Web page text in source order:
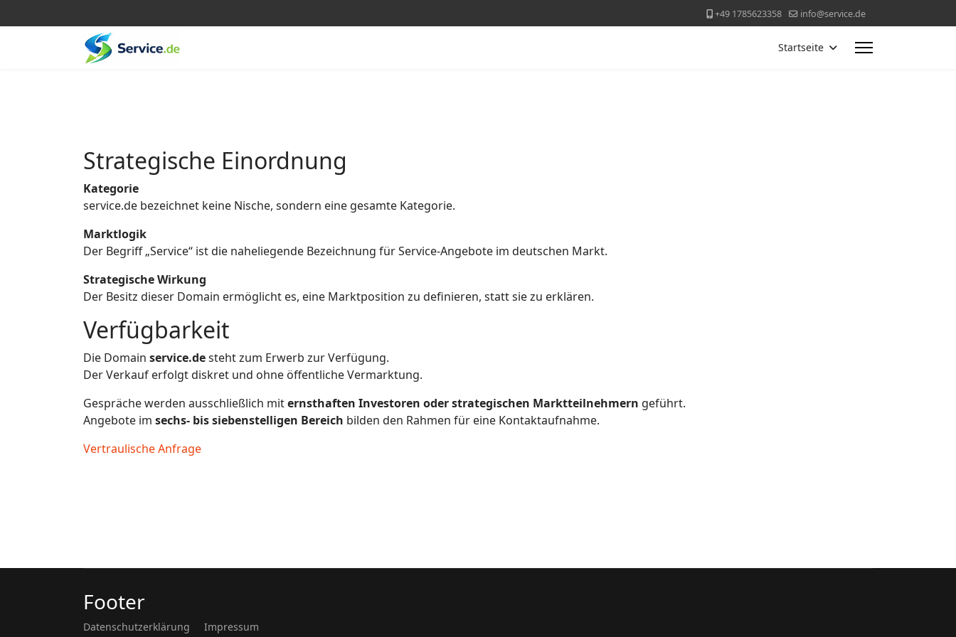
+49 1785623358 info@service.de
Startseite
Strategische Einordnung
Kategorie
service.de bezeichnet keine Nische, sondern eine gesamte Kategorie.
Marktlogik
Der Begriff „Service“ ist die naheliegende Bezeichnung für Service-Angebote im deutschen Markt.
Strategische Wirkung
Der Besitz dieser Domain ermöglicht es, eine Marktposition zu definieren, statt sie zu erklären.
Verfügbarkeit
Die Domain service.desteht zum Erwerb zur Verfügung.
Der Verkauf erfolgt diskret und ohne öffentliche Vermarktung.
Gespräche werden ausschließlich miternsthaften Investoren oder strategischen Marktteilnehmern geführt.
Angebote im sechs- bis siebenstelligen Bereich bilden den Rahmen für eine Kontaktaufnahme.
Vertraulische Anfrage
Footer
Datenschutzerklärung
Impressum